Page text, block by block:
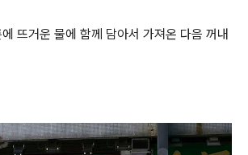
뜨거운 물에 함께 담아서 가져온 다음 꺼내